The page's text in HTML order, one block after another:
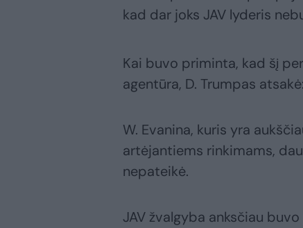
kad dar joks JAV lyderis
Kai buvo priminta, kad šį
agentūra, D. Trumpas
W. Evanina, kuris yra
artėjantiems rinkimams,
nepateikė.
JAV žvalgyba anksčiau